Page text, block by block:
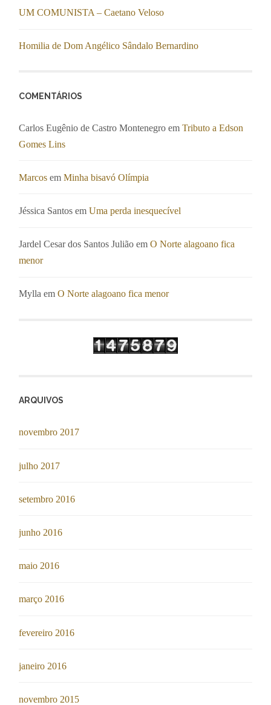
UM COMUNISTA – Caetano Veloso
Homilia de Dom Angélico Sândalo Bernardino
COMENTÁRIOS
Carlos Eugênio de Castro Montenegro emTributo a Edson
Gomes Lins
Marcos emMinha bisavó Olímpia
Jéssica Santos emUma perda inesquecível
Jardel Cesar dos Santos Julião emO Norte alagoano fica
menor
Mylla emO Norte alagoano fica menor
ARQUIVOS
novembro 2017
julho 2017
setembro 2016
junho 2016
maio 2016
março 2016
fevereiro 2016
janeiro 2016
novembro 2015